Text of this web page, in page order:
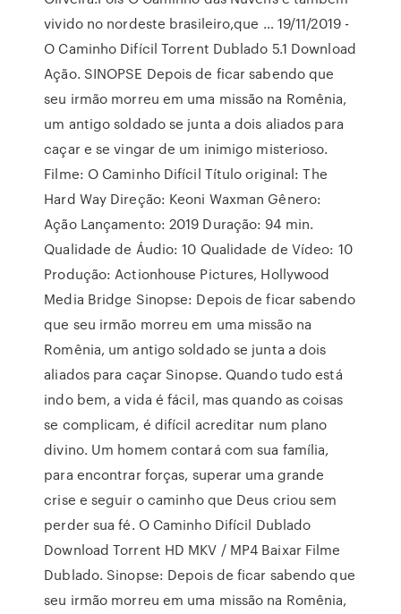
vivido no nordeste brasileiro,que … 19/11/2019 -
O Caminho Difícil Torrent Dublado 5.1 Download
Ação. SINOPSE Depois de ficar sabendo que
seu irmão morreu em uma missão na Romênia,
um antigo soldado se junta a dois aliados para
caçar e se vingar de um inimigo misterioso.
Filme: O Caminho Difícil Título original: The
Hard Way Direção: Keoni Waxman Gênero:
Ação Lançamento: 2019 Duração: 94 min.
Qualidade de Áudio: 10 Qualidade de Vídeo: 10
Produção: Actionhouse Pictures, Hollywood
Media Bridge Sinopse: Depois de ficar sabendo
que seu irmão morreu em uma missão na
Romênia, um antigo soldado se junta a dois
aliados para caçar Sinopse. Quando tudo está
indo bem, a vida é fácil, mas quando as coisas
se complicam, é difícil acreditar num plano
divino. Um homem contará com sua família,
para encontrar forças, superar uma grande
crise e seguir o caminho que Deus criou sem
perder sua fé. O Caminho Difícil Dublado
Download Torrent HD MKV / MP4 Baixar Filme
Dublado. Sinopse: Depois de ficar sabendo que
seu irmão morreu em uma missão na Romênia,